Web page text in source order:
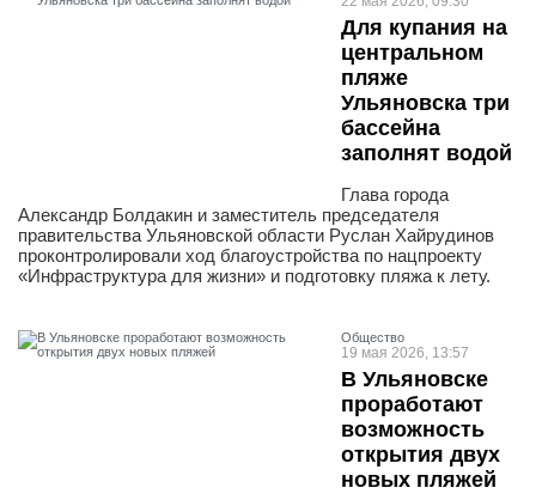
Для купания на
центральном
пляже
Ульяновска три
бассейна
заполнят водой
Глава города
Александр Болдакин и заместитель председателя
правительства Ульяновской области Руслан Хайрудинов
проконтролировали ход благоустройства по нацпроекту
«Инфраструктура для жизни» и подготовку пляжа к лету.
Общество
19 мая 2026, 13:57
В Ульяновске
проработают
возможность
открытия двух
новых пляжей